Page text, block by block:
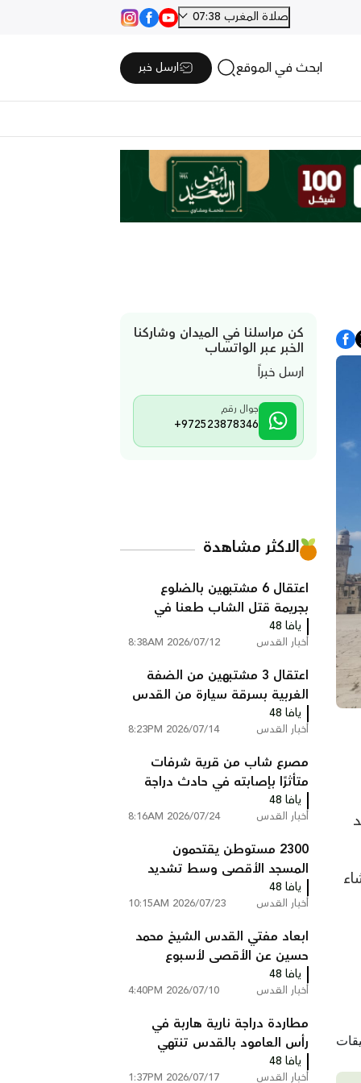
صلاة المغرب 07:38
ابحث في الموقع ارسل خبر
كن مراسلنا في الميدان وشاركنا
الخبر عبر الواتساب
ارسل خبراً
جوال رقم
+972523878346
الاكثر مشاهدة
اعتقال 6 مشتبهين بالضلوع
بجريمة قتل الشاب طعنا في
القدس
يافا 48
أخبار القدس 2026/07/12 8:38AM
اعتقال 3 مشتبهين من الضفة
الغربية بسرقة سيارة من القدس
يافا 48
أخبار القدس 2026/07/14 8:23PM
مصرع شاب من قرية شرفات
متأثرًا بإصابته في حادث دراجة
نارية بالقدس
يافا 48
أخبار القدس 2026/07/24 8:16AM
2300 مستوطن يقتحمون
المسجد الأقصى وسط تشديد
القيود على المصلين
يافا 48
أخبار القدس 2026/07/23 10:15AM
ابعاد مفتي القدس الشيخ محمد
حسين عن الأقصى لأسبوع
يافا 48
أخبار القدس 2026/07/10 4:40PM
مطاردة دراجة نارية هاربة في
رأس العامود بالقدس تنتهي
بإصابة مشتبه واعتقال آخر
يافا 48
أخبار القدس 2026/07/17 1:37PM